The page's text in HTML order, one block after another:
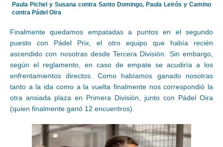
Paula Pichel y Susana contra Santo Domingo, Paula Leirós y Camino
contra Pádel Oira
Finalmente quedamos empatadas a puntos en el segundo
puesto con Pádel Prix, el otro equipo que había recién
ascendido con nosotras desde Tercera División. Sin embargo,
según el reglamento, en caso de empate se acudiría a los
enfrentamientos directos. Como habíamos ganado nosotras
tanto a la ida como a la vuelta finalmente nos correspondió la
otra ansiada plaza en Primera División, junto con Pádel Oira
(quien finalmente ganó 12 encuentros).